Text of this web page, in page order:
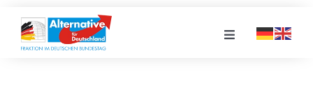
Inhalt
springen
Toggle